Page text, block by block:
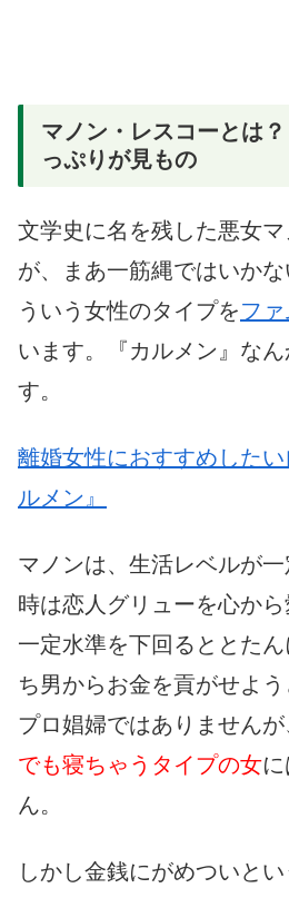
マノン・レスコーとは
っぷりが見もの
文学史に名を残した悪女
が、まあ一筋縄ではいか
ういう女性のタイプをフ
います。『カルメン』な
す。
離婚女性におすすめした
ルメン』
マノンは、生活レベルが
時は恋人グリューを心か
一定水準を下回るととた
ち男からお金を貢がせよう
プロ娼婦ではありませんが
でも寝ちゃうタイプの女
ん。
しかし金銭にがめついとい